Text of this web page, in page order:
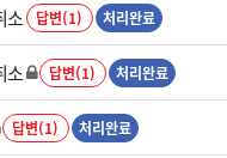
소 답변(1) 처리완료
소 답변(1) 처리완료
답변(1) 처리완료